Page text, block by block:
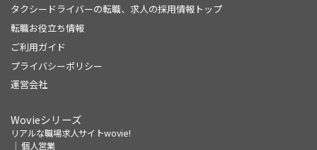
タクシードライバーの転職、求人の採用情報トップ
転職お役立ち情報
ご利用ガイド
プライバシーポリシー
運営会社
Wovieシリーズ
リアルな職場求人サイトwovie!
個人営業